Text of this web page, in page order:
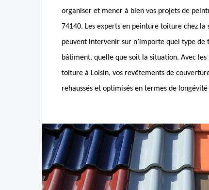
organiser et mener à bien vos projets de
74140. Les experts en peinture toiture chez la
peuvent intervenir sur n’importe quel type de
bâtiment, quelle que soit la situation. Avec
toiture à Loisin, vos revêtements de
rehaussés et optimisés en termes de